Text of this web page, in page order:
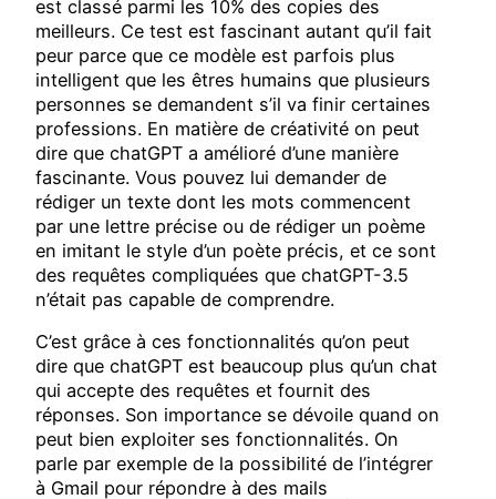
est classé parmi les 10% des copies des
meilleurs. Ce test est fascinant autant qu’il fait
peur parce que ce modèle est parfois plus
intelligent que les êtres humains que plusieurs
personnes se demandent s’il va finir certaines
professions. En matière de créativité on peut
dire que chatGPT a amélioré d’une manière
fascinante. Vous pouvez lui demander de
rédiger un texte dont les mots commencent
par une lettre précise ou de rédiger un poème
en imitant le style d’un poète précis, et ce sont
des requêtes compliquées que chatGPT-3.5
n’était pas capable de comprendre.
C’est grâce à ces fonctionnalités qu’on peut
dire que chatGPT est beaucoup plus qu’un chat
qui accepte des requêtes et fournit des
réponses. Son importance se dévoile quand on
peut bien exploiter ses fonctionnalités. On
parle par exemple de la possibilité de l’intégrer
à Gmail pour répondre à des mails